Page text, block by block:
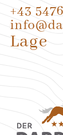
+43
Lage